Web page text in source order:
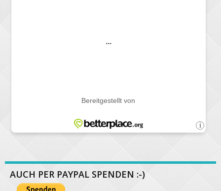
AUCH PER PAYPAL SPENDEN :-)